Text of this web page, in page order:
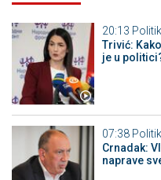
20:13
Trivić:
je u
07:38
Crnadak:
naprave